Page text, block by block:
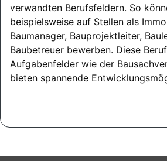
verwandten Berufsfeldern. So
beispielsweise auf Stellen als
Baumanager, Bauprojektleiter,
Baubetreuer bewerben. Diese
Aufgabenfelder wie der
bieten spannende